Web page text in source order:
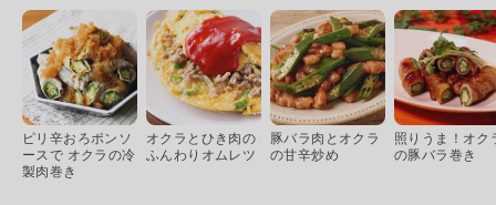
ピリ辛おろポンソ
ースで オクラの冷
製肉巻き
オクラとひき肉の
ふんわりオムレツ
豚バラ肉とオクラ
の甘辛炒め
照りうま！オク
の豚バラ巻き